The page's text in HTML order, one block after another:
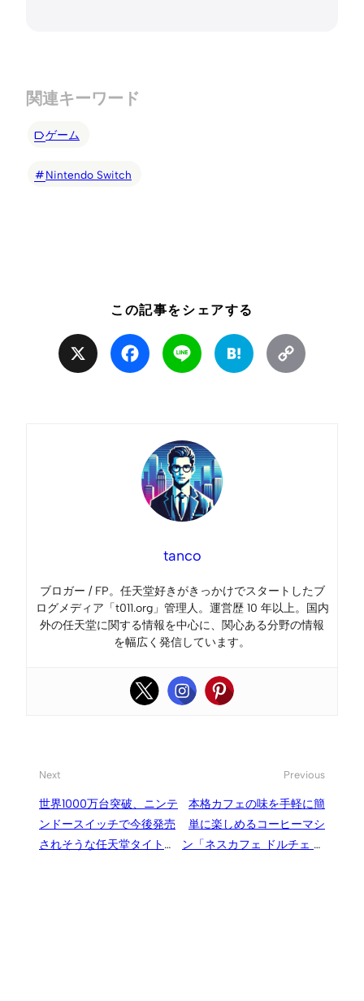
関連キーワード
ゲーム
Nintendo Switch
この記事をシェアする
Facebook Line Hatena
tanco
ブロガー / FP。任天堂好きがきっかけでスタートしたブ
ログメディア「t011.org」管理人。運営歴 10 年以上。国内
外の任天堂に関する情報を中心に、関心ある分野の情報
を幅広く発信しています。
Next
世界1000万台突破、ニンテ
ンドースイッチで今後発売
されそうな任天堂タイトル
Previous
本格カフェの味を手軽に簡
単に楽しめるコーヒーマシ
ン「ネスカフェ ドルチェ グ